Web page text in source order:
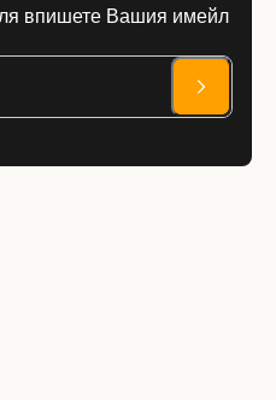
впишете Вашия имейл